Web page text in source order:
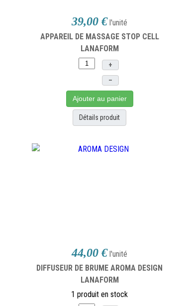
39,00 € l'unité
APPAREIL DE MASSAGE STOP CELL
LANAFORM
+
–
Ajouter au panier
Détails produit
44,00 € l'unité
DIFFUSEUR DE BRUME AROMA DESIGN
LANAFORM
1 produit en stock